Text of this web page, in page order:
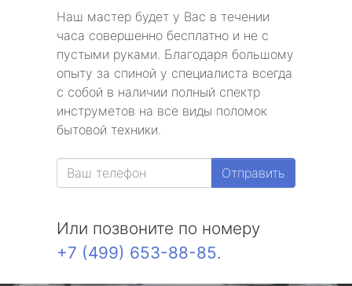
Наш мастер будет у Вас в течении
часа совершенно бесплатно и не с
пустыми руками. Благодаря большому
опыту за спиной у специалиста всегда
с собой в наличии полный спектр
инструметов на все виды поломок
бытовой техники.
Отправить
Или позвоните по номеру
+7 (499) 653-88-85.